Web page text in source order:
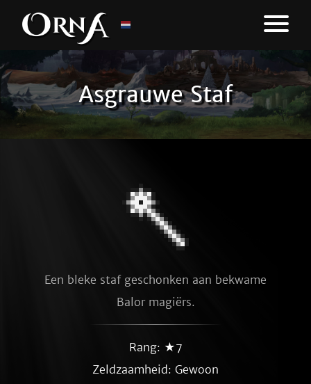
Asgrauwe Staf
Een bleke staf geschonken aan bekwame
Balor magiërs.
Rang: ★7
Zeldzaamheid: Gewoon